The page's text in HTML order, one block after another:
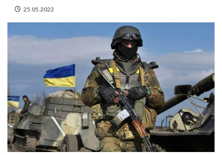
25.05.2022